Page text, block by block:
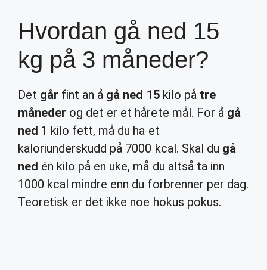
Hvordan gå ned 15
kg på 3 måneder?
Det går fint an å gå ned 15kilo på tre
måneder og det er et hårete mål. For å gå
ned 1 kilo fett, må du ha et
kaloriunderskudd på 7000 kcal. Skal du gå
ned én kilo på en uke, må du altså ta inn
1000 kcal mindre enn du forbrenner per dag.
Teoretisk er det ikke noe hokus pokus.